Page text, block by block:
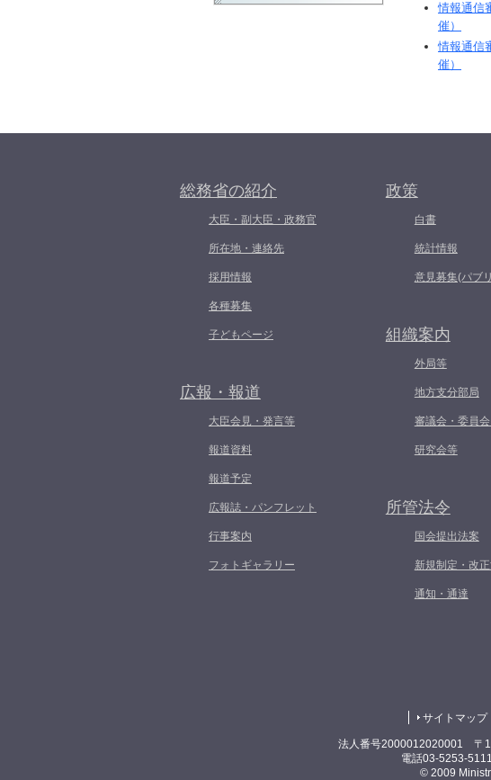
情報通信
催）
情報通信
催）
総務省の紹介
大臣・副大臣・政務官
所在地・連絡先
採用情報
各種募集
子どもページ
広報・報道
大臣会見・発言等
報道資料
報道予定
広報誌・パンフレット
行事案内
フォトギャラリー
政策
白書
統計情報
意見募集(パブ
組織案内
外局等
地方支分部局
審議会・委員
研究会等
所管法令
国会提出法案
新規制定・改
通知・通達
サイトマップ
法人番号2000012020001 〒
電話03-5253-5111
© 2009